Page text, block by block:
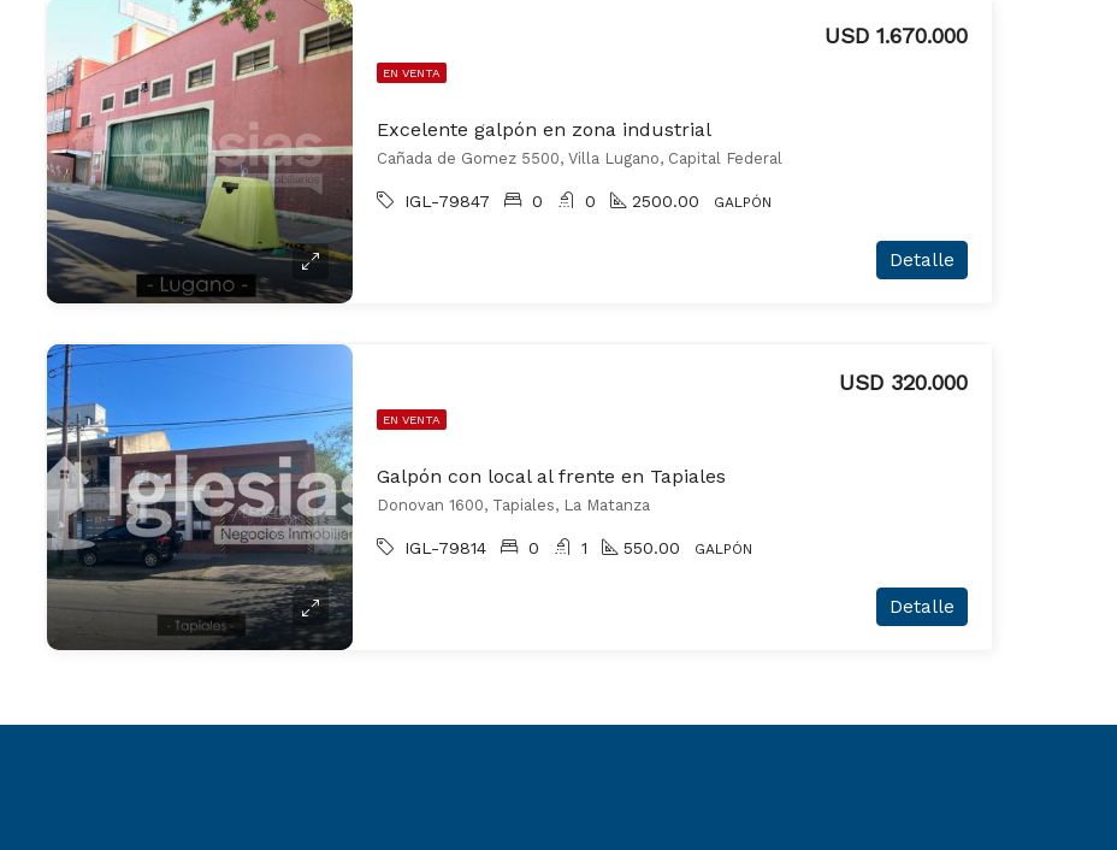
EN VENTA
Excelente galpón en zona industrial
USD 1.670.000
Cañada de Gomez 5500, Villa Lugano, Capital Federal
IGL-79847 0 0 2500.00 GALPÓN
Detalle
EN VENTA
Galpón con local al frente en Tapiales
USD 320.000
Donovan 1600, Tapiales, La Matanza
IGL-79814 0 1 550.00 GALPÓN
Detalle